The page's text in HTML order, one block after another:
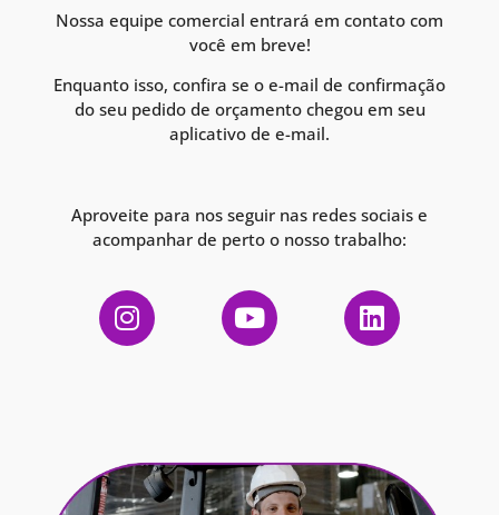
Nossa equipe comercial entrará em contato com
você em breve!
Enquanto isso, confira se o e-mail de confirmação
do seu pedido de orçamento chegou em seu
aplicativo de e-mail.
Aproveite para nos seguir nas redes sociais e
acompanhar de perto o nosso trabalho: